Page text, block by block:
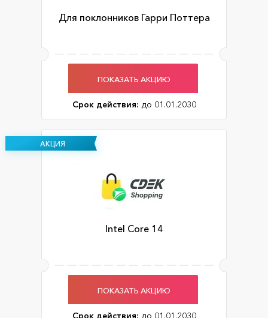
Для поклонников Гарри Поттера
ПОКАЗАТЬ АКЦИЮ
Срок действия: до 01.01.2030
АКЦИЯ
Intel Core 14
ПОКАЗАТЬ АКЦИЮ
Срок действия: до 01.01.2030